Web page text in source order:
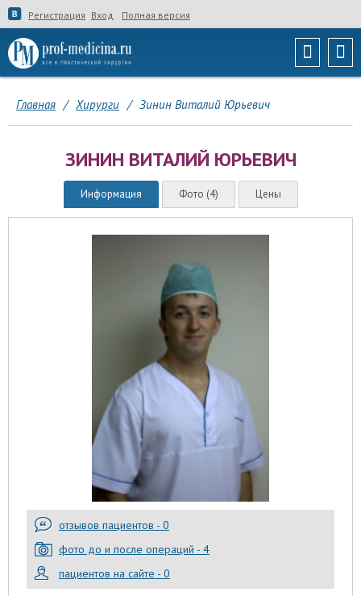
Регистрация Вход Полная версия
Главная / Хирурги / Зинин Виталий Юрьевич
ЗИНИН ВИТАЛИЙ ЮРЬЕВИЧ
Информация Фото (4) Цены
отзывов пациентов - 0
фото до и после операций - 4
пациентов на сайте - 0